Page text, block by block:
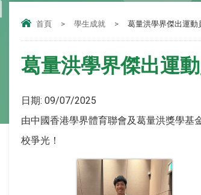
首頁 > 學生成就 > 葛量洪學界傑出運動
葛量洪學界傑出運
日期: 09/07/2025
由中國香港學界體育聯會及葛量洪獎學基
校爭光！